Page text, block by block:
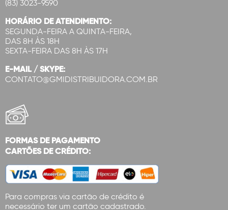
(83) 3023-9590
HORÁRIO DE ATENDIMENTO:
SEGUNDA-FEIRA A QUINTA-FEIRA,
DAS 8H ÀS 18H
SEXTA-FEIRA DAS 8H ÀS 17H
E-MAIL / SKYPE:
CONTATO@GMIDISTRIBUIDORA.COM.BR
FORMAS DE PAGAMENTO
CARTÕES DE CRÉDITO:
Para compras via cartão de crédito é
necessário ter um cartão cadastrado.